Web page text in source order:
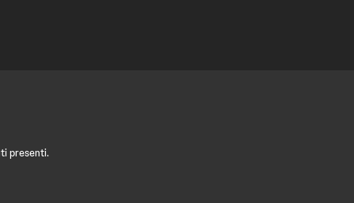
presenti.